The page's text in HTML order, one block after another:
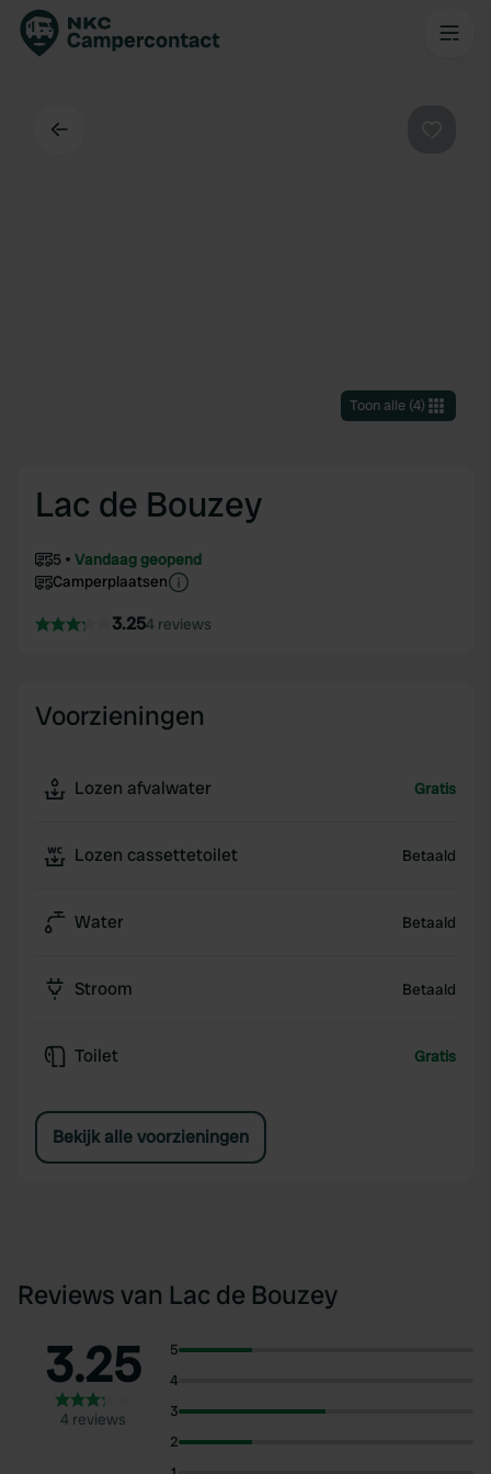
Toon alle(4)
Lac de Bouzey
5
Vandaag geopend
Camperplaatsen
3.254 reviews
Voorzieningen
Lozen afvalwater Gratis
Lozen cassettetoilet Betaald
Water Betaald
Stroom Betaald
Toilet Gratis
Bekijk alle voorzieningen
Reviews van Lac de Bouzey
3.25
4 reviews
5
4
3
2